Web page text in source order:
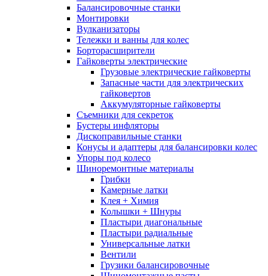
Балансировочные станки
Монтировки
Вулканизаторы
Тележки и ванны для колес
Борторасширители
Гайковерты электрические
Грузовые электрические гайковерты
Запасные части для электрических
гайковертов
Аккумуляторные гайковерты
Съемники для секреток
Бустеры инфляторы
Дископравильные станки
Конусы и адаптеры для балансировки колес
Упоры под колесо
Шиноремонтные материалы
Грибки
Камерные латки
Клея + Химия
Колышки + Шнуры
Пластыри диагональные
Пластыри радиальные
Универсальные латки
Вентили
Грузики балансировочные